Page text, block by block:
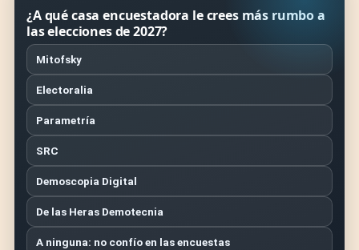
¿A qué casa encuestadora le crees más rumbo a
las elecciones de 2027?
Mitofsky
Electoralia
Parametría
SRC
Demoscopia Digital
De las Heras Demotecnia
A ninguna: no confío en las encuestas